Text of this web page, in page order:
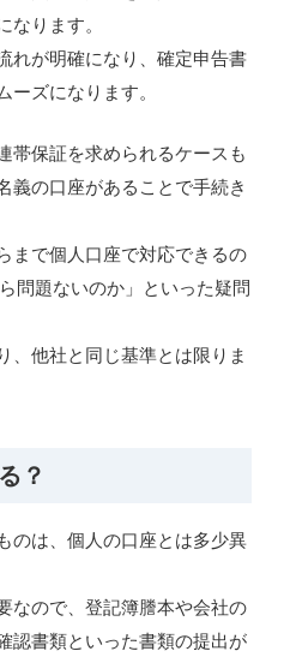
なります。
れが明確になり、確定申告書
ズになります。
帯保証を求められるケースも
義の口座があることで手続き
まで個人口座で対応できるの
問題ないのか」といった疑問
、他社と同じ基準とは限りま
？
のは、個人の口座とは多少異
なので、登記簿謄本や会社の
認書類といった書類の提出が